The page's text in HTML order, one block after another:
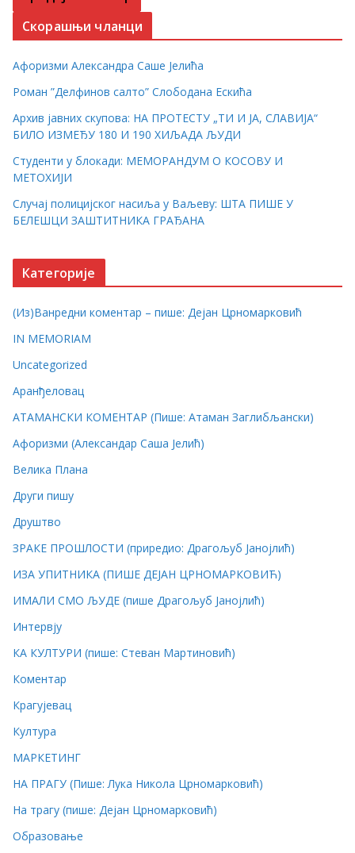
Скорашњи чланци
Афоризми Александра Саше Јелића
Роман ”Делфинов салто” Слободана Ескића
Архив јавних скупова: НА ПРОТЕСТУ „ТИ И ЈА, СЛАВИЈА“
БИЛО ИЗМЕЂУ 180 И 190 ХИЉАДА ЉУДИ
Студенти у блокади: МЕМОРАНДУМ О КОСОВУ И
МЕТОХИЈИ
Случај полицијског насиља у Ваљеву: ШТА ПИШЕ У
БЕЛЕШЦИ ЗАШТИТНИКА ГРАЂАНА
Категорије
(Из)Ванредни коментар – пише: Дејан Црномарковић
IN MEMORIAM
Uncategorized
Аранђеловац
АТАМАНСКИ КОМЕНТАР (Пише: Атаман Заглибљански)
Афоризми (Александар Саша Јелић)
Велика Плана
Други пишу
Друштво
ЗРАКЕ ПРОШЛОСТИ (приредио: Драгољуб Јанојлић)
ИЗА УПИТНИКА (ПИШЕ ДЕЈАН ЦРНОМАРКОВИЋ)
ИМАЛИ СМО ЉУДЕ (пише Драгољуб Јанојлић)
Интервју
КА КУЛТУРИ (пише: Стеван Мартиновић)
Коментар
Крагујевац
Култура
МАРКЕТИНГ
НА ПРАГУ (Пише: Лука Никола Црномарковић)
На трагу (пише: Дејан Црномарковић)
Образовање